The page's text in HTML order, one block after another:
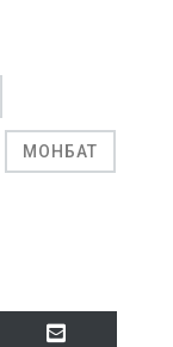
МОНБАТ